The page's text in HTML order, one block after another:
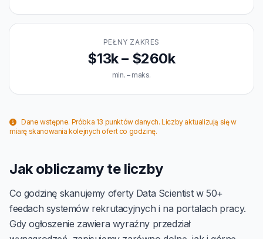
PEŁNY ZAKRES
$13k – $260k
min. – maks.
Dane wstępne. Próbka 13 punktów danych. Liczby aktualizują się w
miarę skanowania kolejnych ofert co godzinę.
Jak obliczamy te liczby
Co godzinę skanujemy oferty Data Scientist w 50+
feedach systemów rekrutacyjnych i na portalach pracy.
Gdy ogłoszenie zawiera wyraźny przedział